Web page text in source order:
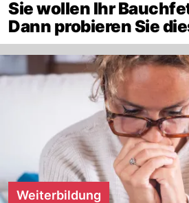
Sie wollen Ihr
Dann probieren Sie
Weiterbildung